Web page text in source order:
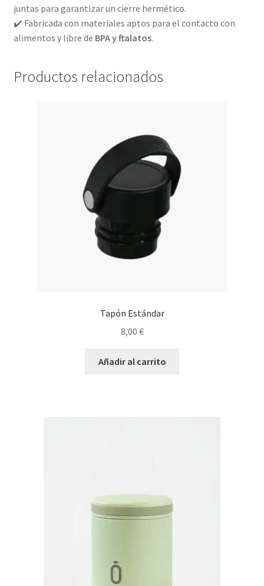
juntas para garantizar un cierre hermético.
✔️ Fabricada con materiales aptos para el contacto con
alimentos y libre de BPA y ftalatos.
Productos relacionados
Tapón Estándar
8,00 €
Añadir al carrito